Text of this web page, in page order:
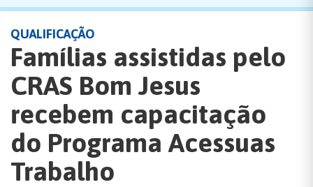
QUALIFICAÇÃO
Famílias assistidas pelo
CRAS Bom Jesus
recebem capacitação
do Programa Acessuas
Trabalho